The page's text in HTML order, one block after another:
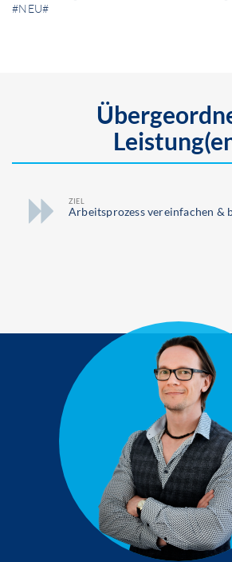
#NEU#
ZIEL
Arbeitsprozess vereinfachen &